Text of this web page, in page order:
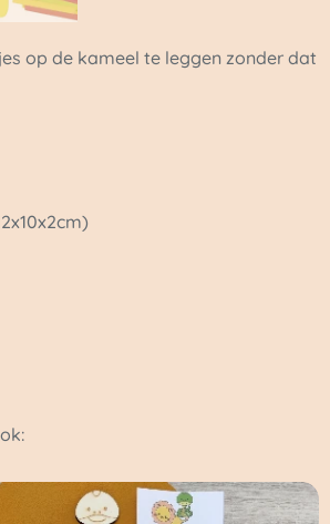
op de kameel te leggen zonder dat